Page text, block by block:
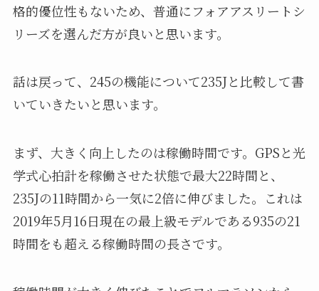
格的優位性もないため、普通にフォアアスリートシ
リーズを選んだ方が良いと思います。
話は戻って、245の機能について235Jと比較して書
いていきたいと思います。
まず、大きく向上したのは稼働時間です。GPSと光
学式心拍計を稼働させた状態で最大22時間と、
235Jの11時間から一気に2倍に伸びました。これは
2019年5月16日現在の最上級モデルである935の21
時間をも超える稼働時間の長さです。